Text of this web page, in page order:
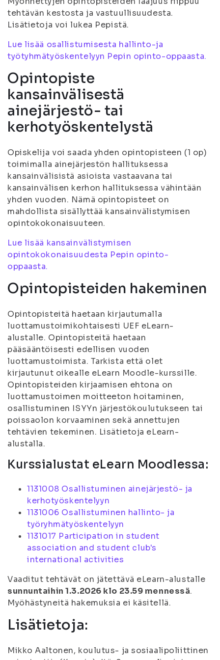
tehtävän kestosta ja vastuullisuudesta.
Lisätietoja voi lukea Pepistä.
Lue lisää osallistumisesta hallinto-ja
työtyhmätyöskentelyyn Pepin opinto-oppaasta.
Opintopiste
kansainvälisestä
ainejärjestö- tai
kerhotyöskentelystä
Opiskelija voi saada yhden opintopisteen (1 op)
toimimalla ainejärjestön hallituksessa
kansainvälisistä asioista vastaavana tai
kansainvälisen kerhon hallituksessa vähintään
yhden vuoden. Nämä opintopisteet on
mahdollista sisällyttää kansainvälistymisen
opintokokonaisuuteen.
Lue lisää kansainvälistymisen
opintokokonaisuudesta Pepin opinto-
oppaasta.
Opintopisteiden hakeminen
Opintopisteitä haetaan kirjautumalla
luottamustoimikohtaisesti UEF eLearn-
alustalle. Opintopisteitä haetaan
pääsääntöisesti edellisen vuoden
luottamustoimista. Tarkista että olet
kirjautunut oikealle eLearn Moodle-kurssille.
Opintopisteiden kirjaamisen ehtona on
luottamustoimen moitteeton hoitaminen,
osallistuminen ISYYn järjestökoulutukseen tai
poissaolon korvaaminen sekä annettujen
tehtävien tekeminen. Lisätietoja eLearn-
alustalla.
Kurssialustat eLearn Moodlessa:
1131008 Osallistuminen ainejärjestö- ja
kerhotyöskentelyyn
1131006 Osallistuminen hallinto- ja
työryhmätyöskentelyyn
1131017 Participation in student
association and student club's
international activities
Vaaditut tehtävät on jätettävä eLearn-alustalle
sunnuntaihin 1.3.2026 klo 23.59 mennessä.
Myöhästyneitä hakemuksia ei käsitellä.
Lisätietoja:
Mikko Aaltonen, koulutus- ja sosiaalipoliittinen